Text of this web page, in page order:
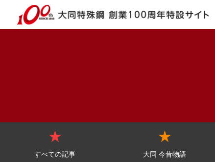
すべての記事 大同 今昔物語